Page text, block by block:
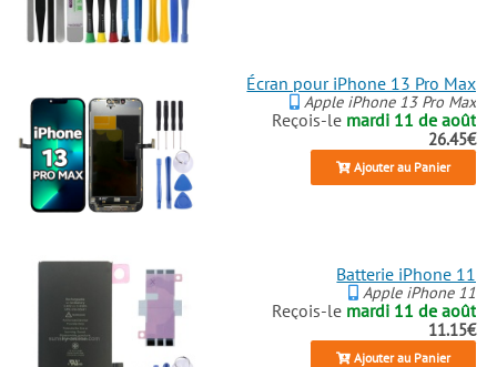
Écran pour iPhone 13 Pro Max
Apple iPhone 13 Pro Max
Reçois-le mardi 11 de août
26.45€
Ajouter au Panier
Batterie iPhone 11
Apple iPhone 11
Reçois-le mardi 11 de août
11.15€
Ajouter au Panier